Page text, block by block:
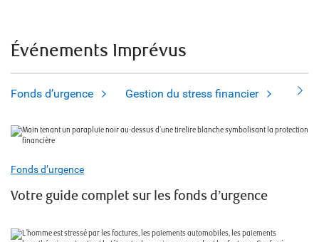
Événements Imprévus
Fonds d’urgence Gestion du stress financier
Fonds d’urgence
Votre guide complet sur les fonds d’urgence